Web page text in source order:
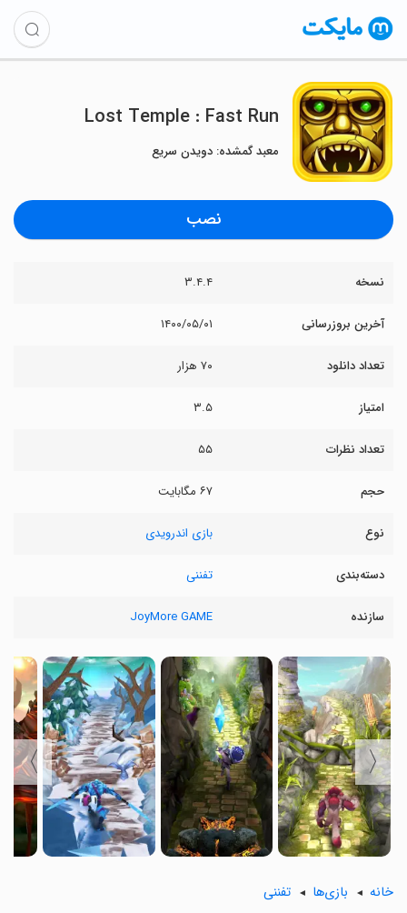
Lost Temple : Fast Run
معبد گمشده: دویدن سریع
نصب
نسخه ۳.۴.۴
آخرین بروزرسانی ۱۴۰۰/۰۵/۰۱
تعداد دانلود ۷۰ هزار
امتیاز ۳.۵
تعداد نظرات ۵۵
حجم ۶۷ مگابایت
نوع بازی اندرویدی
دسته‌بندی تفننی
سازنده JoyMore GAME
〈
〉
خانه بازی‌ها تفننی